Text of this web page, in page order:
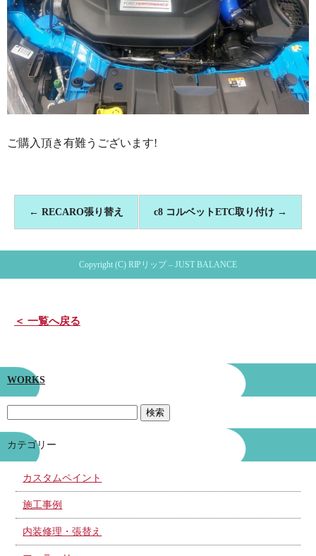
ご購入頂き有難うございます!
← RECARO張り替え c8 コルベットETC取り付け →
Copyright (C) RIPリップ – JUST BALANCE
＜ 一覧へ戻る
WORKS
カテゴリー
カスタムペイント
施工事例
内装修理・張替え